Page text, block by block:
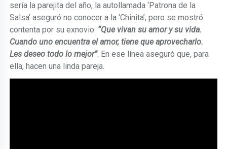
sería la parejita del año, la autollamada ‘Patrona de la
Salsa’ aseguró no conocer a la ‘Chinita’, pero se mostró
contenta por su exnovio: “Que vivan su amor y su vida.
Cuando uno encuentra el amor, tiene que aprovecharlo.
Les deseo todo lo mejor”. En ese línea aseguró que, para
ella, hacen una linda pareja.